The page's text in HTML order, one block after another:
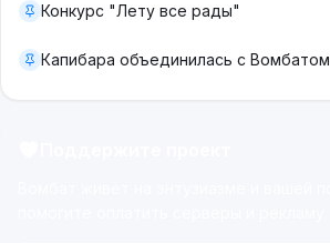
Конкурс "Лету все рады"
Капибара объединилась с Вомбатом